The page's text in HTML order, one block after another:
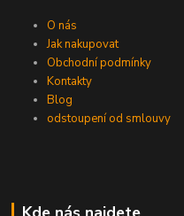
O nás
Jak nakupovat
Obchodní podmínky
Kontakty
Blog
odstoupení od smlouvy